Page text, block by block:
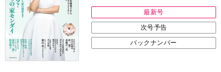
最新号
次号予告
バックナンバー